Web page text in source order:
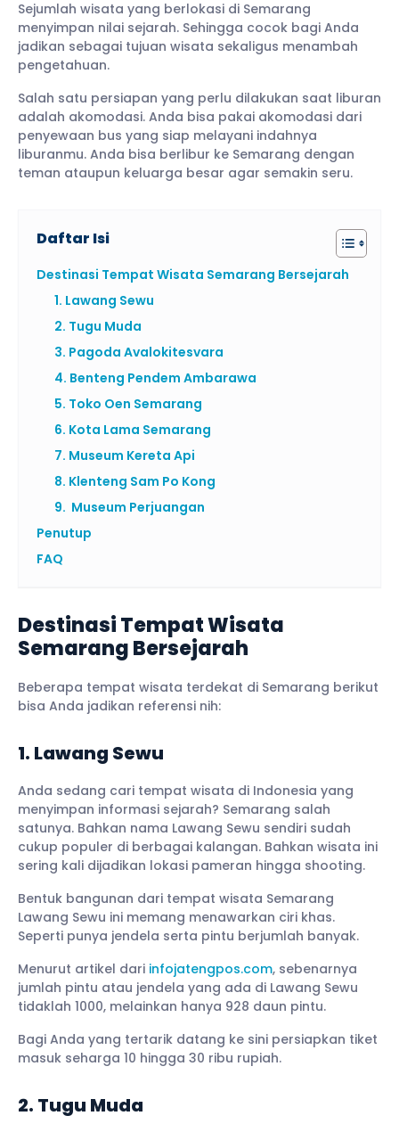
Sejumlah wisata yang berlokasi di Semarang
menyimpan nilai sejarah. Sehingga cocok bagi Anda
jadikan sebagai tujuan wisata sekaligus menambah
pengetahuan.
Salah satu persiapan yang perlu dilakukan saat liburan
adalah akomodasi. Anda bisa pakai akomodasi dari
penyewaan bus yang siap melayani indahnya
liburanmu. Anda bisa berlibur ke Semarang dengan
teman ataupun keluarga besar agar semakin seru.
Daftar Isi
Destinasi Tempat Wisata Semarang Bersejarah
1. Lawang Sewu
2. Tugu Muda
3. Pagoda Avalokitesvara
4. Benteng Pendem Ambarawa
5. Toko Oen Semarang
6. Kota Lama Semarang
7. Museum Kereta Api
8. Klenteng Sam Po Kong
9. Museum Perjuangan
Penutup
FAQ
Destinasi Tempat Wisata
Semarang Bersejarah
Beberapa tempat wisata terdekat di Semarang berikut
bisa Anda jadikan referensi nih:
1. Lawang Sewu
Anda sedang cari tempat wisata di Indonesia yang
menyimpan informasi sejarah? Semarang salah
satunya. Bahkan nama Lawang Sewu sendiri sudah
cukup populer di berbagai kalangan. Bahkan wisata ini
sering kali dijadikan lokasi pameran hingga shooting.
Bentuk bangunan dari tempat wisata Semarang
Lawang Sewu ini memang menawarkan ciri khas.
Seperti punya jendela serta pintu berjumlah banyak.
Menurut artikel dari infojatengpos.com, sebenarnya
jumlah pintu atau jendela yang ada di Lawang Sewu
tidaklah 1000, melainkan hanya 928 daun pintu.
Bagi Anda yang tertarik datang ke sini persiapkan tiket
masuk seharga 10 hingga 30 ribu rupiah.
2. Tugu Muda